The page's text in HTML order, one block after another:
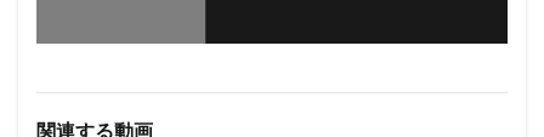
関連する動画